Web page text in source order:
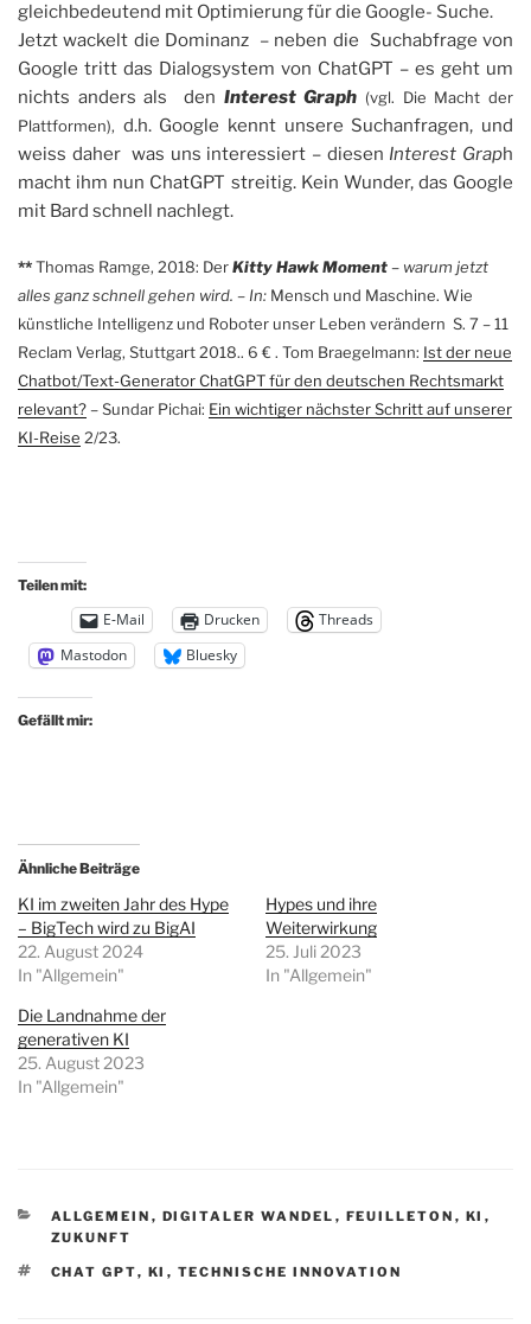
gleichbedeutend mit Optimierung für die Google- Suche.
Jetzt wackelt die Dominanz – neben die Suchabfrage von
Google tritt das Dialogsystem von ChatGPT – es geht um
nichts anders als den Interest Graph (vgl. Die Macht der
Plattformen), d.h. Google kennt unsere Suchanfragen, und
weiss daher was uns interessiert – diesen Interest Graph
macht ihm nun ChatGPT streitig. Kein Wunder, das Google
mit Bard schnell nachlegt.
**Thomas Ramge, 2018: DerKitty Hawk Moment– warum jetzt
alles ganz schnell gehen wird. – In: Mensch und Maschine. Wie
künstliche Intelligenz und Roboter unser Leben verändern S. 7 – 11
Reclam Verlag, Stuttgart 2018.. 6 € . Tom Braegelmann: Ist der neue
Chatbot/Text-Generator ChatGPT für den deutschen Rechtsmarkt
relevant?– Sundar Pichai: Ein wichtiger nächster Schritt auf unserer
KI-Reise 2/23.
Teilen mit:
E-Mail Drucken
Threads
Mastodon
Bluesky
Gefällt mir:
Ähnliche Beiträge
KI im zweiten Jahr des Hype
– BigTech wird zu BigAI
22. August 2024
In "Allgemein"
Hypes und ihre
Weiterwirkung
25. Juli 2023
In "Allgemein"
Die Landnahme der
generativen KI
25. August 2023
In "Allgemein"
KATEGORIEN
ALLGEMEIN , DIGITALER WANDEL , FEUILLETON , KI ,
ZUKUNFT
SCHLAGWÖRTER
CHAT GPT, KI , TECHNISCHE INNOVATION